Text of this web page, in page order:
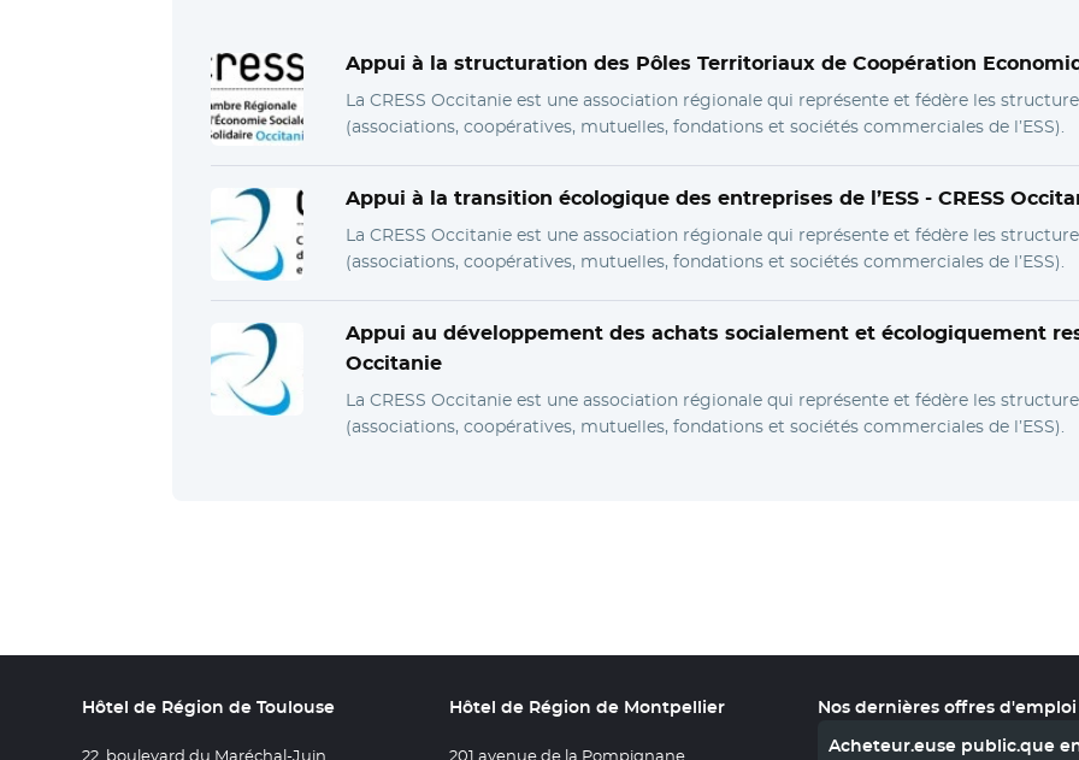
Appui à la structuration des Pôles Territoriaux de Coopération
La CRESS Occitanie est une association régionale qui représente et fédère les
(associations, coopératives, mutuelles, fondations et sociétés commerciales de l’ESS).
Appui à la transition écologique des entreprises de l’ESS - CRESS
La CRESS Occitanie est une association régionale qui représente et fédère les
(associations, coopératives, mutuelles, fondations et sociétés commerciales de l’ESS).
Appui au développement des achats socialement et écologiquement
Occitanie
La CRESS Occitanie est une association régionale qui représente et fédère les
(associations, coopératives, mutuelles, fondations et sociétés commerciales de l’ESS).
Hôtel de Région de Toulouse
22, boulevard du Maréchal-Juin
Hôtel de Région de Montpellier
201 avenue de la Pompignane
Nos dernières offres d'emploi
Acheteur.euse public.que